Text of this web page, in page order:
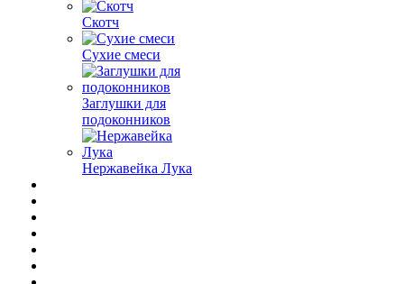
Скотч
Сухие смеси
Заглушки для
подоконников
Нержавейка Лука